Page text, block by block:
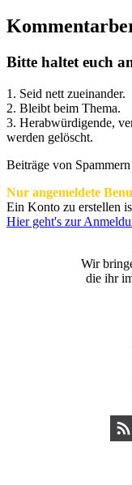
Bitte haltet euch
1. Seid nett zueinander.
2. Bleibt beim Thema.
3. Herabwürdigende,
werden gelöscht.
Beiträge von
Nur angemeldete
Ein Konto zu erstellen
Hier geht's zur
Wir
die ihr